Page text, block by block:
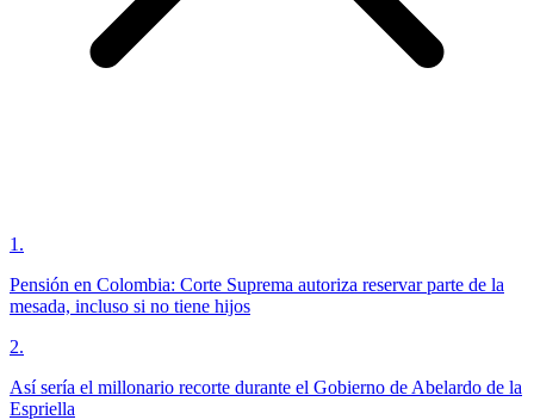
1 .
Pensión en Colombia: Corte Suprema autoriza reservar parte de la
mesada, incluso si no tiene hijos
2.
Así sería el millonario recorte durante el Gobierno de Abelardo de la
Espriella